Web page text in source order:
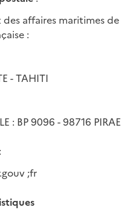
des affaires maritimes de
:
- TAHITI
: BP 9096 - 98716 PIRAE
:
;fr